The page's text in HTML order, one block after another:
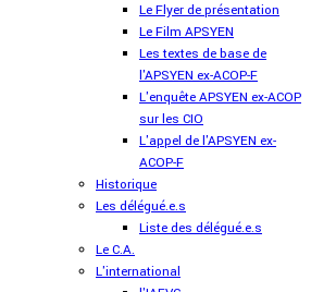
Le Flyer de présentation
Le Film APSYEN
Les textes de base de
l'APSYEN ex-ACOP-F
L'enquête APSYEN ex-ACOP
sur les CIO
L'appel de l'APSYEN ex-
ACOP-F
Historique
Les délégué.e.s
Liste des délégué.e.s
Le C.A.
L'international